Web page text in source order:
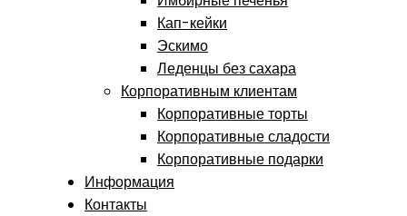
Кап-кейки
Эскимо
Леденцы без сахара
Корпоративным клиентам
Корпоративные торты
Корпоративные сладости
Корпоративные подарки
Информация
Контакты